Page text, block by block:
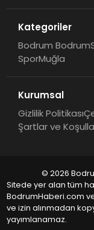
Kategoriler
Bodrum Bodrum
SporMuğla
Kurumsal
Gizlilik Politikası
Şartlar ve
© 2026
Sitede yer alan tüm
BodrumHaberi.com
ve izin alınmadan
yayımlanamaz.